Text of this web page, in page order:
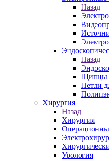
Назад
Назад
Щипцы
Петли
Хирургия
Назад
Хирургия
Урология